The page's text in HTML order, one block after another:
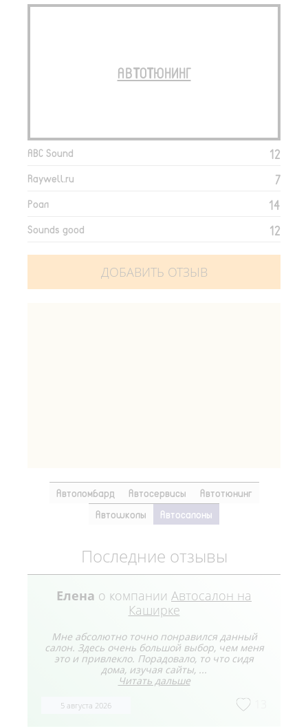
АВТОТЮНИНГ
12
ABC Sound
7
Raywell.ru
14
Роал
12
Sounds good
ДОБАВИТЬ ОТЗЫВ
Автоломбард Автосервисы
Автотюнинг
Автошколы
Автосалоны
Последние отзывы
Елена о компании Автосалон на
Каширке
Мне абсолютно точно понравился данный
салон. Здесь очень большой выбор, чем меня
это и привлекло. Порадовало, то что сидя
дома, изучая сайты, ...
Читать дальше
5 августа 2026